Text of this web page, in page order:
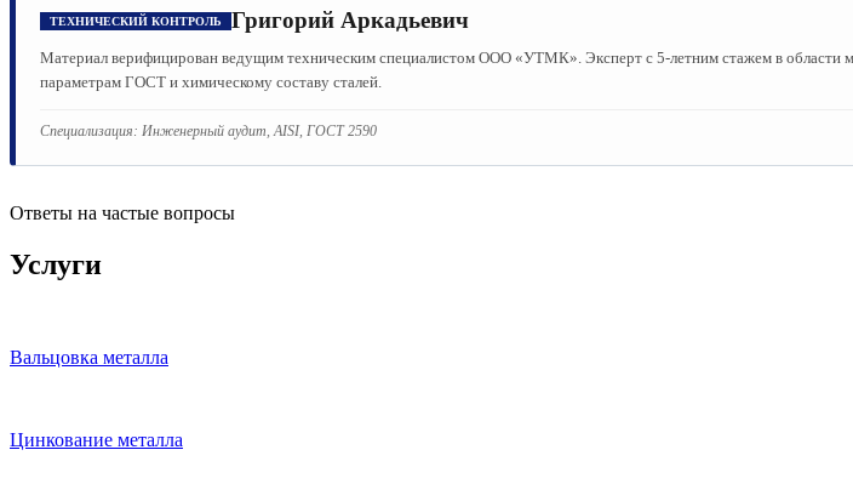
ТЕХНИЧЕСКИЙ КОНТРОЛЬ Григорий Аркадьевич
Материал верифицирован ведущим техническим специалистом ООО «УТМК». Эксперт с 5-летним стажем в области
параметрам ГОСТ и химическому составу сталей.
Специализация: Инженерный аудит, AISI, ГОСТ 2590
Ответы на частые вопросы
Услуги
Вальцовка металла
Цинкование металла